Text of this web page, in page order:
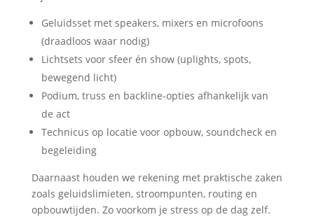
Geluidsset met speakers, mixers en microfoons
(draadloos waar nodig)
Lichtsets voor sfeer én show (uplights, spots,
bewegend licht)
Podium, truss en backline-opties afhankelijk van
de act
Technicus op locatie voor opbouw, soundcheck en
begeleiding
Daarnaast houden we rekening met praktische zaken
zoals geluidslimieten, stroompunten, routing en
opbouwtijden. Zo voorkom je stress op de dag zelf.